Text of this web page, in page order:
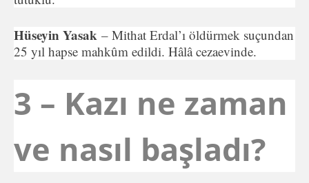
Hüseyin Yasak – Mithat Erdal’ı öldürmek suçundan
25 yıl hapse mahkûm edildi. Hâlâ cezaevinde.
3 – Kazı ne zaman
ve nasıl başladı?